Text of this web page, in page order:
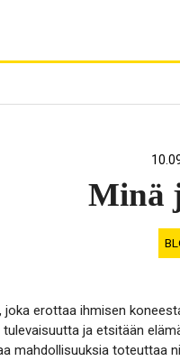
Minä
joka erottaa ihmisen
tulevaisuutta ja etsitään
mahdollisuuksia toteuttaa